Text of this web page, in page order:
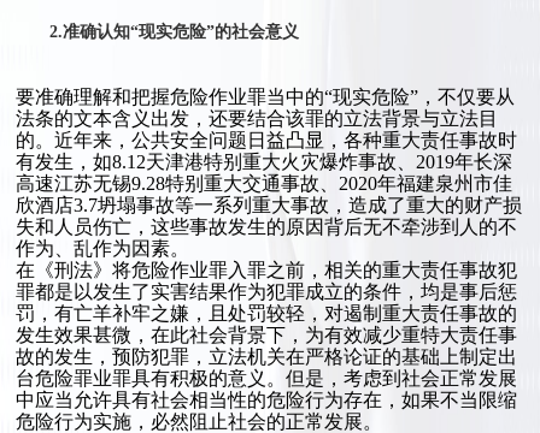
2.准确认知“现实危险”的社会意义
要准确理解和把握危险作业罪当中的“现实危险”，不仅要从
法条的文本含义出发，还要结合该罪的立法背景与立法目
的。近年来，公共安全问题日益凸显，各种重大责任事故时
有发生，如8.12天津港特别重大火灾爆炸事故、2019年长深
高速江苏无锡9.28特别重大交通事故、2020年福建泉州市佳
欣酒店3.7坍塌事故等一系列重大事故，造成了重大的财产损
失和人员伤亡，这些事故发生的原因背后无不牵涉到人的不
作为、乱作为因素。
在《刑法》将危险作业罪入罪之前，相关的重大责任事故犯
罪都是以发生了实害结果作为犯罪成立的条件，均是事后惩
罚，有亡羊补牢之嫌，且处罚较轻，对遏制重大责任事故的
发生效果甚微，在此社会背景下，为有效减少重特大责任事
故的发生，预防犯罪，立法机关在严格论证的基础上制定出
台危险罪业罪具有积极的意义。但是，考虑到社会正常发展
中应当允许具有社会相当性的危险行为存在，如果不当限缩
危险行为实施，必然阻止社会的正常发展。